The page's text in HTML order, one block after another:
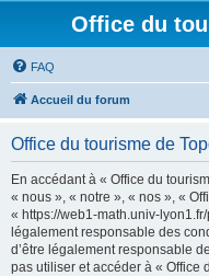
Office du
FAQ
Accueil du forum
Office du tourisme de
En accédant à « Office du
« nous », « notre », « nos », «
« https://web1-math.univ-
légalement responsable des
d’être légalement responsable
pas utiliser et accéder à « Office